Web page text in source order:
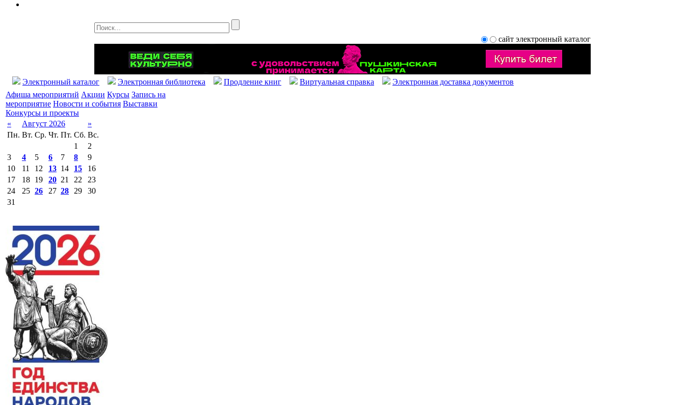
сайт электронный каталог
Электронный каталог Электронная библиотека Продление книг Виртуальная справка
Электронная доставка документов
Афиша мероприятий Акции Курсы Запись на
мероприятие Новости и события Выставки
Конкурсы и проекты
«
Август 2026
»
Пн. Вт. Ср. Чт. Пт. Сб. Вс.
1
2
3
4 5 6 7 8
9
10
11 12 13 14 15
16
17
18 19 20 21 22
23
24
25 26 27 28 29
30
31